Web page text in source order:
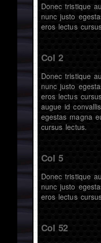
Donec tristique
nunc justo
eros lectus
Col 2
Donec tristique
nunc justo
eros lectus
augue id
egestas magna
cursus lectus.
Col 5
Donec tristique
nunc justo
eros lectus
Col 52